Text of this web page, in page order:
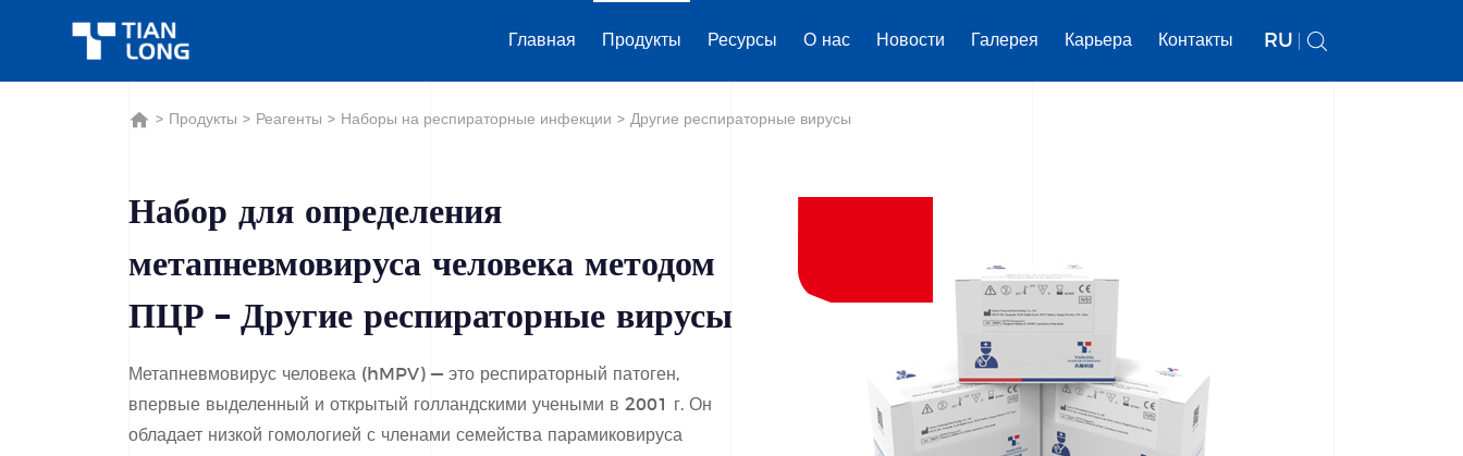
Главная Продукты Ресурсы О нас Новости Галерея Карьера Контакты RU
> Продукты > Реагенты > Наборы на респираторные инфекции > Другие респираторные вирусы
Набор для определения
метапневмовируса человека методом
ПЦР – Другие респираторные вирусы
Метапневмовирус человека (hMPV) — это респираторный патоген,
впервые выделенный и открытый голландскими учеными в 2001 г. Он
обладает низкой гомологией с членами семейства парамиковируса